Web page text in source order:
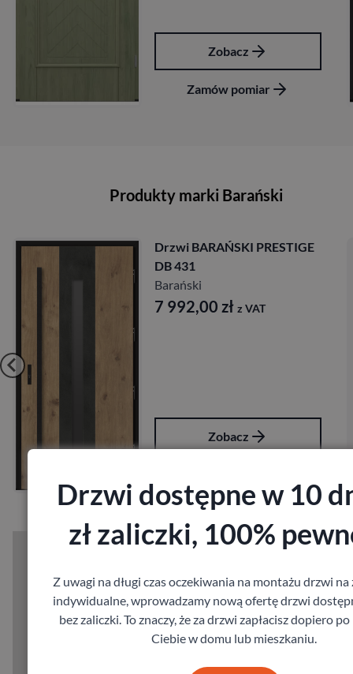
Produkty marki Barański
Drzwi BARAŃSKI PRESTIGE
DB 431
7 992,00
Drzwi dostępne w 10
zł zaliczki, 100%
Z uwagi na długi czas oczekiwania na montażu drzwi
indywidualne, wprowadzamy nową ofertę drzwi
bez zaliczki. To znaczy, że za drzwi zapłacisz dopiero
Ciebie w domu lub mieszkaniu.